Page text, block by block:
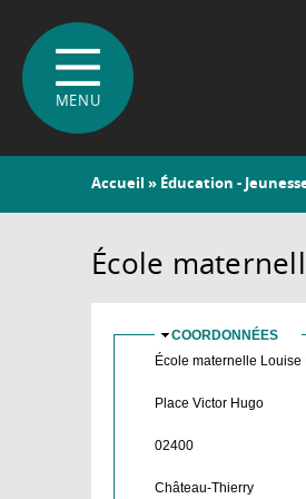
Vous
êtes
Accueil » Éducation -
École
MASQUER
COORDONNÉES
École maternelle Louise
Place Victor Hugo
02400
Château-Thierry